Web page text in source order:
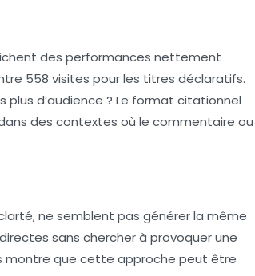
des performances nettement
558 visites pour les titres déclaratifs.
d’audience ? Le format citationnel
des contextes où le commentaire ou
ne semblent pas générer la même
sans chercher à provoquer une
montre que cette approche peut être